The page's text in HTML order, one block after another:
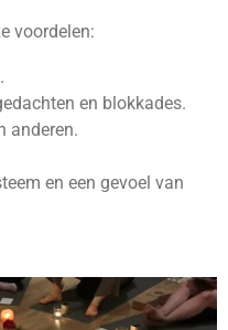
voordelen:
en blokkades.
anderen.
en een gevoel van